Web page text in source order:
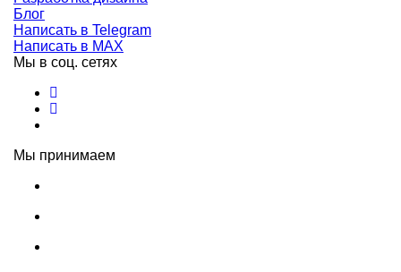
Блог
Написать в Telegram
Написать в MAX
Мы в соц. сетях
Мы принимаем